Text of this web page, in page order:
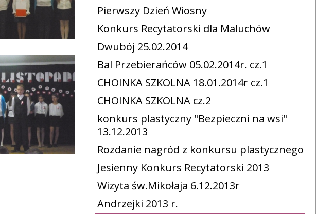
Pierwszy Dzień Wiosny
Konkurs Recytatorski dla Maluchów
Dwubój 25.02.2014
Bal Przebierańców 05.02.2014r. cz.1
CHOINKA SZKOLNA 18.01.2014r cz.1
CHOINKA SZKOLNA cz.2
konkurs plastyczny "Bezpieczni na wsi"
13.12.2013
Rozdanie nagród z konkursu plastycznego
Jesienny Konkurs Recytatorski 2013
Wizyta św.Mikołaja 6.12.2013r
Andrzejki 2013 r.